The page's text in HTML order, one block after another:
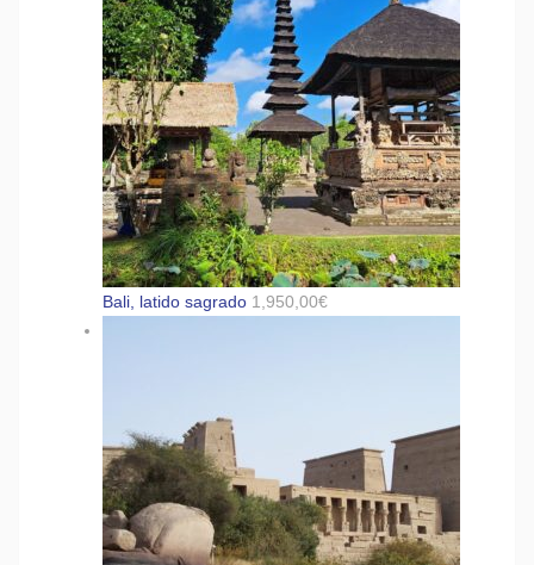
Bali, latido sagrado 1,950,00€